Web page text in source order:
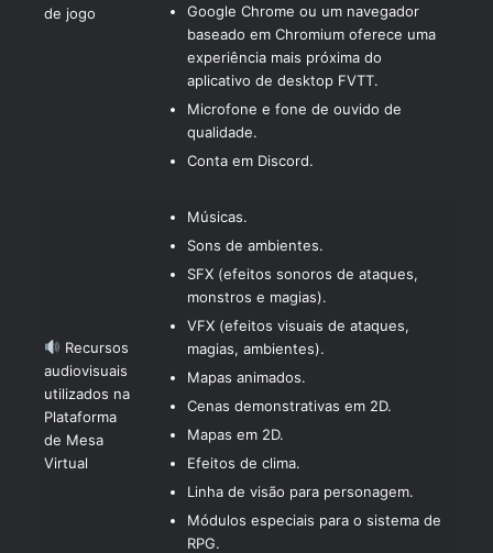
de jogo
Google Chrome ou um navegador
baseado em Chromium oferece uma
experiência mais próxima do
aplicativo de desktop FVTT.
Microfone e fone de ouvido de
qualidade.
Conta em Discord.
Recursos
audiovisuais
utilizados na
Plataforma
de Mesa
Virtual
Músicas.
Sons de ambientes.
SFX (efeitos sonoros de ataques,
monstros e magias).
VFX (efeitos visuais de ataques,
magias, ambientes).
Mapas animados.
Cenas demonstrativas em 2D.
Mapas em 2D.
Efeitos de clima.
Linha de visão para personagem.
Módulos especiais para o sistema de
RPG.